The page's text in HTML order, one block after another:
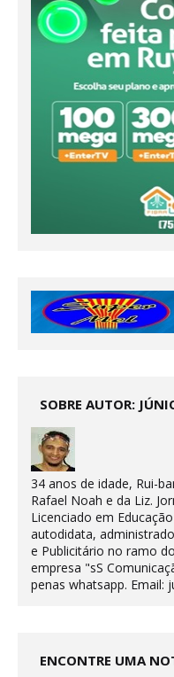
SOBRE AUTOR:
34 anos de idade, Rui-
Rafael Noah e da Liz.
Licenciado em
autodidata,
e Publicitário no ramo
empresa "sS
penas whatsapp. Email:
ENCONTRE UMA